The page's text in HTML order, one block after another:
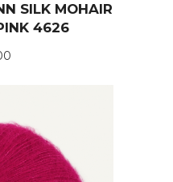
SILK MOHAIR
4626